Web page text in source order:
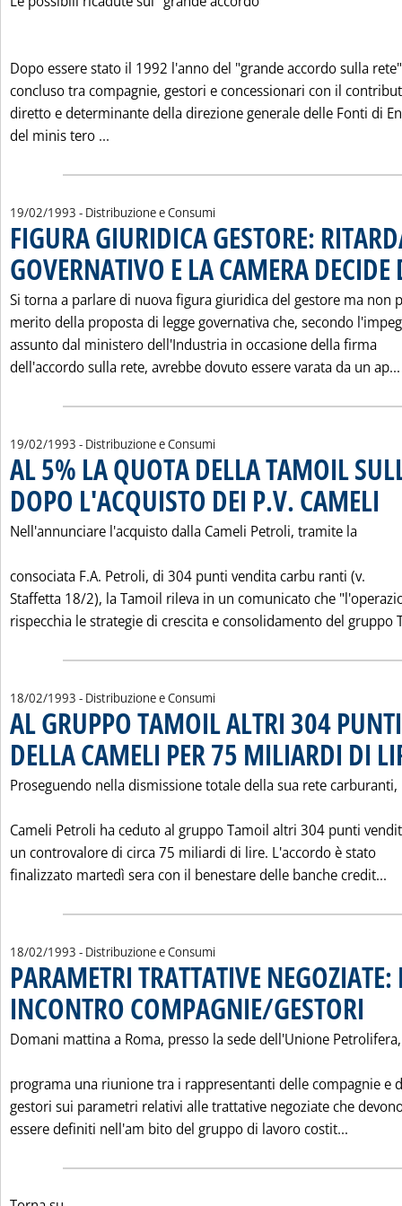
Dopo essere stato il 1992 l'anno del "grande accordo sulla
concluso tra compagnie, gestori e concessionari con il
diretto e determinante della direzione generale delle Fonti di
del minis tero ...
19/02/1993 - Distribuzione e Consumi
FIGURA GIURIDICA GESTORE:
GOVERNATIVO E LA CAMERA DECIDE
Si torna a parlare di nuova figura giuridica del gestore ma non
merito della proposta di legge governativa che, secondo
assunto dal ministero dell'Industria in occasione della firma
dell'accordo sulla rete, avrebbe dovuto essere varata da un ap...
19/02/1993 - Distribuzione e Consumi
AL 5% LA QUOTA DELLA TAMOIL
DOPO L'ACQUISTO DEI P.V. CAMELI
Nell'annunciare l'acquisto dalla Cameli Petroli, tramite la
consociata F.A. Petroli, di 304 punti vendita carbu ranti (v.
Staffetta 18/2), la Tamoil rileva in un comunicato che
rispecchia le strategie di crescita e consolidamento del gruppo
18/02/1993 - Distribuzione e Consumi
AL GRUPPO TAMOIL ALTRI 304
DELLA CAMELI PER 75 MILIARDI DI
Proseguendo nella dismissione totale della sua rete carburanti,
Cameli Petroli ha ceduto al gruppo Tamoil altri 304 punti
un controvalore di circa 75 miliardi di lire. L'accordo è stato
finalizzato martedì sera con il benestare delle banche credit...
18/02/1993 - Distribuzione e Consumi
PARAMETRI TRATTATIVE
INCONTRO COMPAGNIE/GESTORI
Domani mattina a Roma, presso la sede dell'Unione
programa una riunione tra i rappresentanti delle compagnie e
gestori sui parametri relativi alle trattative negoziate che
essere definiti nell'am bito del gruppo di lavoro costit...